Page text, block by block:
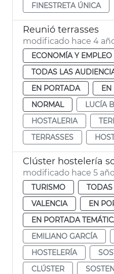
FINESTRETA ÚNICA
Reunió terrasses
modificado hace 4
ECONOMÍA Y EMPLEO
TODAS LAS
EN PORTADA
EN
NORMAL
LUCÍA
HOSTALERIA
TERRASSES
Clúster hostelería
modificado hace 5
TURISMO
VALENCIA
EN
EN PORTADA
EMILIANO GARCÍA
HOSTELERÍA
CLÚSTER